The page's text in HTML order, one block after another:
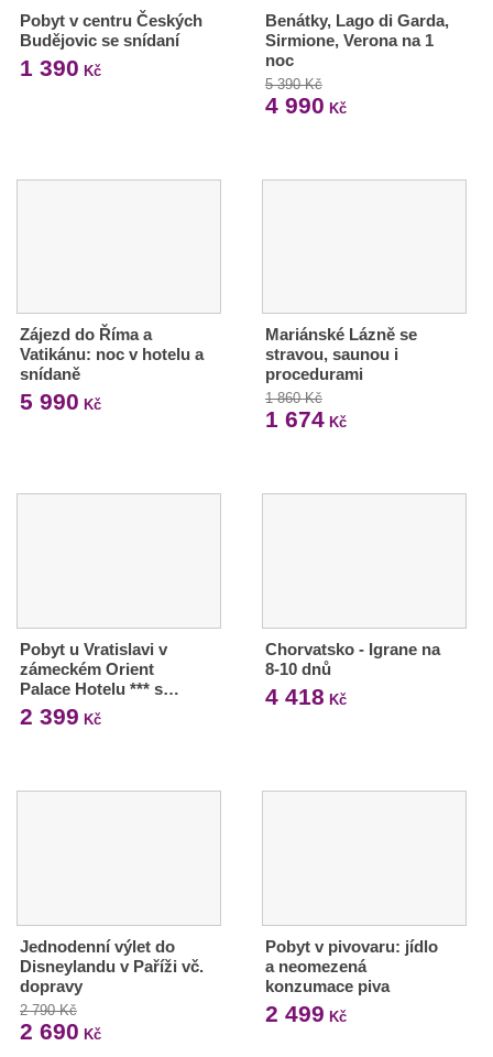
Pobyt v centru Českých
Budějovic se snídaní
1 390 Kč
Benátky, Lago di Garda,
Sirmione, Verona na 1
noc
5 390 Kč
4 990 Kč
Zájezd do Říma a
Vatikánu: noc v hotelu a
snídaně
5 990 Kč
Mariánské Lázně se
stravou, saunou i
procedurami
1 860 Kč
1 674Kč
Pobyt u Vratislavi v
zámeckém Orient
Palace Hotelu *** s…
2 399 Kč
Chorvatsko - Igrane na
8-10 dnů
4 418 Kč
Jednodenní výlet do
Disneylandu v Paříži vč.
dopravy
2 790 Kč
2 690 Kč
Pobyt v pivovaru: jídlo
a neomezená
konzumace piva
2 499 Kč